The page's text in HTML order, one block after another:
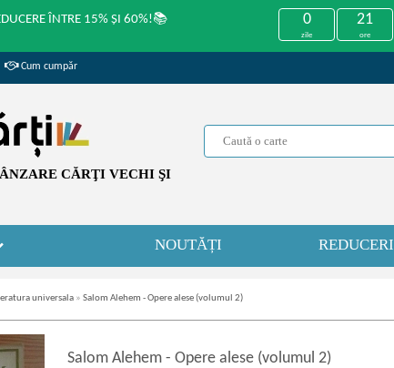
ÎNTRE 15% ȘI 60%!📚 0
zile
21
ore
Cum cumpăr
CĂRŢI VECHI ŞI
NOUTĂȚI REDUCERI
universala » Salom Alehem - Opere alese (volumul 2)
Salom Alehem - Opere alese (volumul 2)